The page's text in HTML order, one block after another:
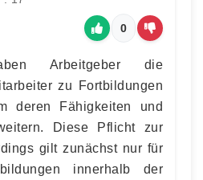
0
Arbeitgeber die
zu Fortbildungen
deren Fähigkeiten und
Diese Pflicht zur
gilt zunächst nur für
innerhalb der